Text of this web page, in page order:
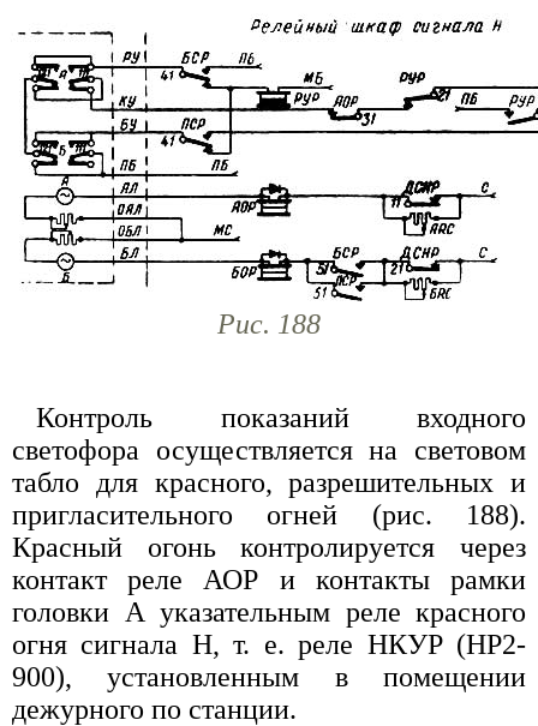
Рис. 188
Контроль показаний входного
светофора осуществляется на световом
табло для красного, разрешительных и
пригласительного огней (рис. 188).
Красный огонь контролируется через
контакт реле АОР и контакты рамки
головки А указательным реле красного
огня сигнала Н, т. е. реле НКУР (НР2-
900), установленным в помещении
дежурного по станции.